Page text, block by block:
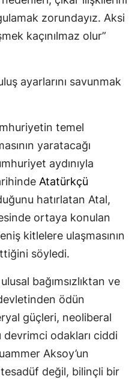
zorundayız. Aksi
kaçınılmaz olur”
ayarlarını savunmak
temel
yaratacağı
aydınıyla
Atatürkçü
hatırlatan Atal,
ortaya konulan
kitlelere ulaşmasının
söyledi.
bağımsızlıktan ve
ödün
güçleri, neoliberal
devrimci odakları ciddi
Aksoy’un
değil, bilinçli bir